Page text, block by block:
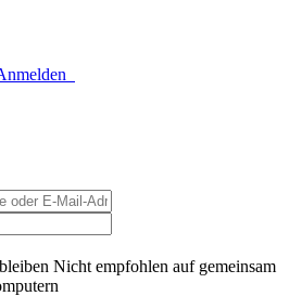
Nicht empfohlen auf gemeinsam